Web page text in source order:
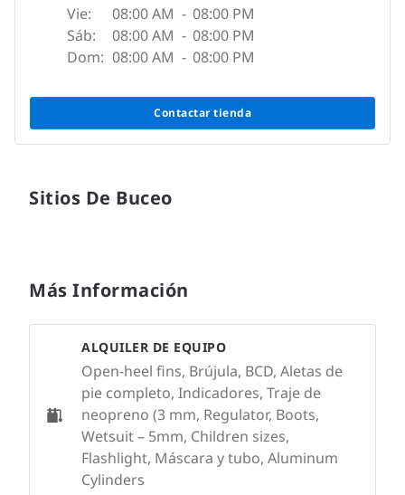
Vie:
08:00 AM - 08:00 PM
Sáb:
08:00 AM - 08:00 PM
Dom: 08:00 AM - 08:00 PM
Contactar tienda
Sitios De Buceo
Más Información
ALQUILER DE EQUIPO
Open-heel fins, Brújula, BCD, Aletas de
pie completo, Indicadores, Traje de
neopreno (3 mm, Regulator, Boots,
Wetsuit – 5mm, Children sizes,
Flashlight, Máscara y tubo, Aluminum
Cylinders